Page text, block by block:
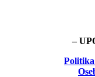
–
Politika